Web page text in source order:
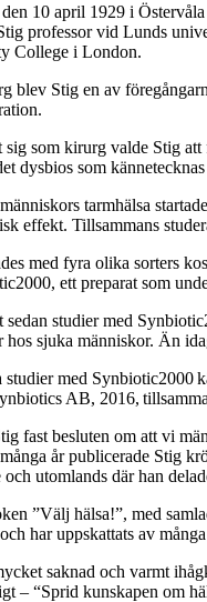
10 april 1929 i
professor vid Lunds
College i London.
blev Stig en av
sig som kirurg valde Stig
dysbios som
tarmhälsa
effekt. Tillsammans
med fyra olika sorters
ett preparat som
sedan studier med
sjuka människor. Än
med Synbiotic2000
AB, 2016,
fast besluten om att vi
år publicerade Stig
utomlands där han
”Välj hälsa!”, med
har uppskattats av
saknad och varmt
– “Sprid kunskapen om